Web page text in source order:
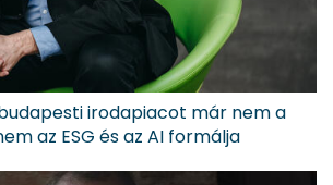
irodapiacot már nem a
az ESG és az AI formálja